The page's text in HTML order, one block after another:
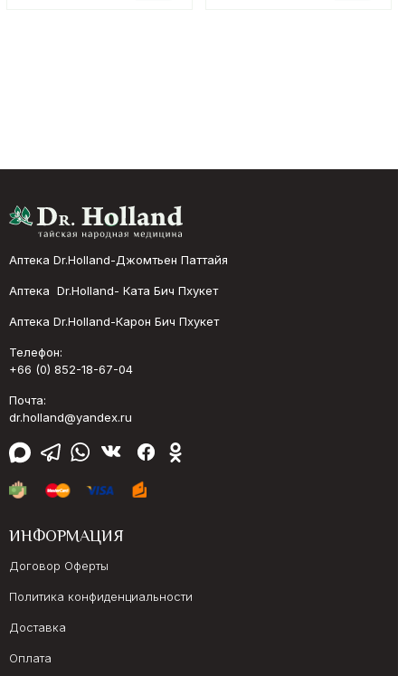
Аптека Dr.Holland-Джомтьен Паттайя
Аптека Dr.Holland- Ката Бич Пхукет
Аптека Dr.Holland-Карон Бич Пхукет
Телефон:
+66 (0) 852-18-67-04
Почта:
dr.holland@yandex.ru
ИНФОРМАЦИЯ
Договор Оферты
Политика конфиденциальности
Доставка
Оплата